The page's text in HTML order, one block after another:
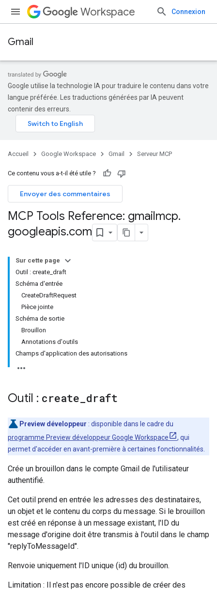
Workspace Connexion
Gmail
Google utilise la technologie IA pour traduire le contenu dans votre
langue préférée. Les traductions générées par IA peuvent
contenir des erreurs.
Accueil Google Workspace Gmail Serveur MCP
Ce contenu vous a-t-il été utile ?
Envoyer des commentaires
MCP Tools Reference: gmailmcp.
googleapis.com
Sur cette page
Outil : create_draft
Schéma d'entrée
CreateDraftRequest
Pièce jointe
Schéma de sortie
Brouillon
Annotations d'outils
Champs d'application des autorisations
Outil : create draft
Preview développeur : disponible dans le cadre du
programme Preview développeur Google Workspace
, qui
permet d'accéder en avant-première à certaines fonctionnalités.
Crée un brouillon dans le compte Gmail de l'utilisateur
authentifié.
Cet outil prend en entrée les adresses des destinataires,
un objet et le contenu du corps du message. Si le brouillon
est créé en réponse à un message existant, l'ID du
message d'origine doit être transmis à l'outil dans le champ
"replyToMessageId".
Renvoie uniquement l'ID unique (id) du brouillon.
Limitation : Il n'est pas encore possible de créer des